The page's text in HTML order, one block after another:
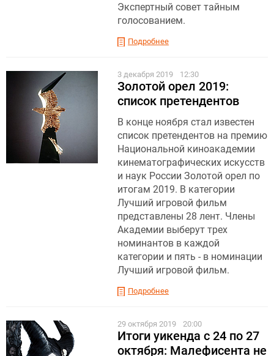
Экспертный совет тайным
голосованием.
Подробнее
3 декабря 2019 12:30
Золотой орел 2019:
список претендентов
В конце ноября стал известен
список претендентов на премию
Национальной киноакадемии
кинематографических искусств
и наук России Золотой орел по
итогам 2019. В категории
Лучший игровой фильм
представлены 28 лент. Члены
Академии выберут трех
номинантов в каждой
категории и пять - в номинации
Лучший игровой фильм.
Подробнее
29 октября 2019 20:00
Итоги уикенда с 24 по 27
октября: Малефисента не